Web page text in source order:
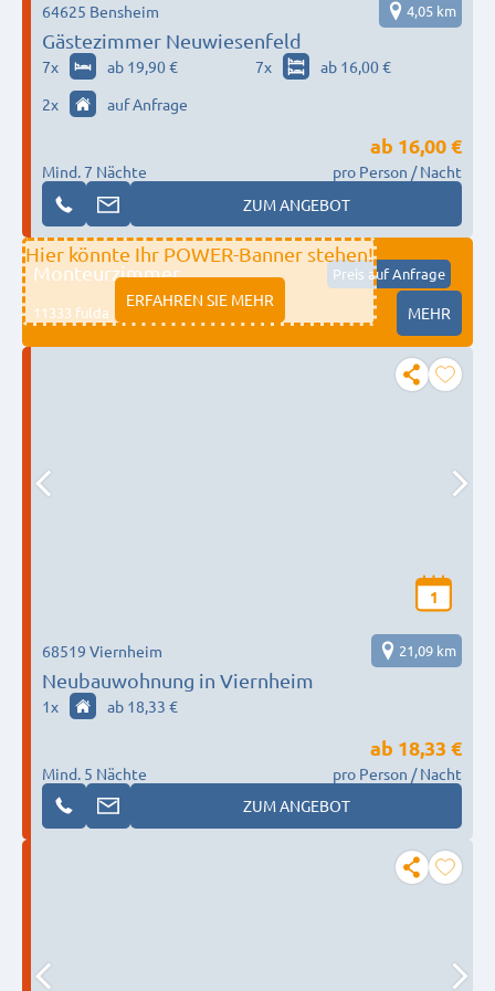
Gästezimmer Neuwiesenfeld
64625 Bensheim 4,05 km
7x ab 19,90 € 7x
ab 16,00 €
2x auf Anfrage
Mind. 7 Nächte
ab 16,00 €
pro Person / Nacht
ZUM ANGEBOT
Hier könnte Ihr POWER-Banner stehen!
ERFAHREN SIE MEHR
Monteurzimmer Preis auf Anfrage
11333 fulda MEHR
1
Neubauwohnung in Viernheim
68519 Viernheim 21,09 km
1x ab 18,33 €
Mind. 5 Nächte
ab 18,33 €
pro Person / Nacht
ZUM ANGEBOT